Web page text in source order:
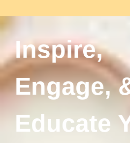
Inspire,
Engage,
Educate